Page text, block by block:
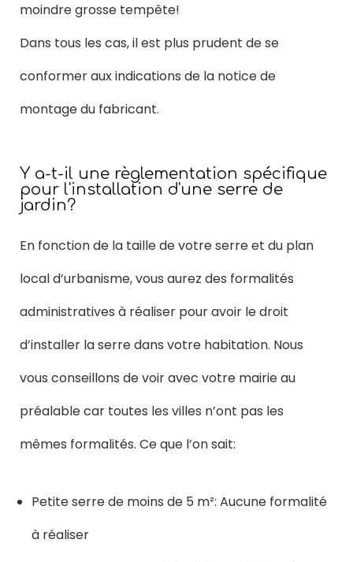
moindre grosse tempête!
Dans tous les cas, il est plus prudent de se
conformer aux indications de la notice de
montage du fabricant.
Y a-t-il une règlementation spécifique
pour l'installation d'une serre de
jardin?
En fonction de la taille de votre serre et du plan
local d’urbanisme, vous aurez des formalités
administratives à réaliser pour avoir le droit
d’installer la serre dans votre habitation. Nous
vous conseillons de voir avec votre mairie au
préalable car toutes les villes n’ont pas les
mêmes formalités. Ce que l’on sait:
Petite serre de moins de 5 m²: Aucune formalité
à réaliser